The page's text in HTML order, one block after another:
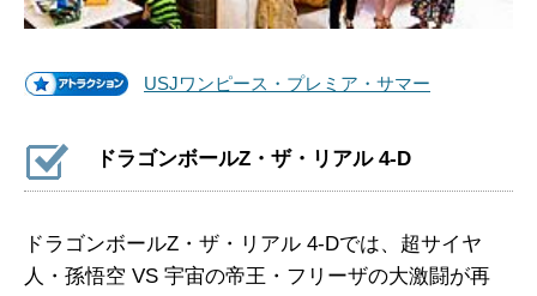
USJワンピース・プレミア・サマー
ドラゴンボールZ・ザ・リアル 4-D
ドラゴンボールZ・ザ・リアル 4-Dでは、超サイヤ
人・孫悟空 VS 宇宙の帝王・フリーザの大激闘が再